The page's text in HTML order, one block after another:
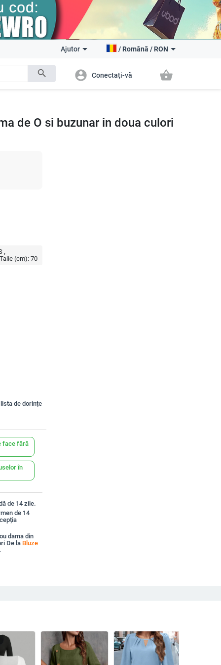
search
Ajutor / Română / RON
account_circle Conectați-vă shopping_basket
de O si buzunar in doua culori
Talie (cm): 70
de dorințe
face fără
în
de 14 zile.
de 14
dama din
De la Bluze